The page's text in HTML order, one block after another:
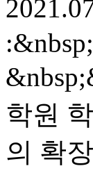
학원
의 확